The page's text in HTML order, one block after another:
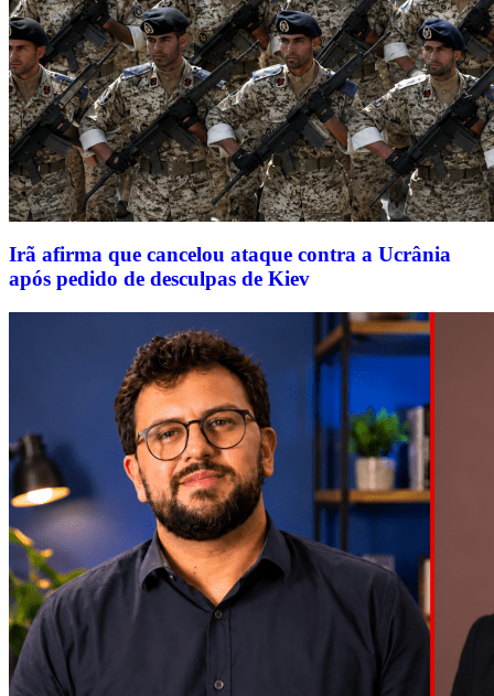
Irã afirma que cancelou ataque contra a Ucrânia
após pedido de desculpas de Kiev